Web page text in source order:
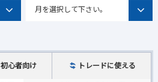
初心者向け トレードに使える